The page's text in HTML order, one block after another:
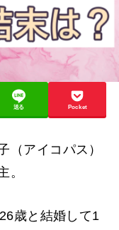
送る Pocket
（アイコパス）
。
歳と結婚して1